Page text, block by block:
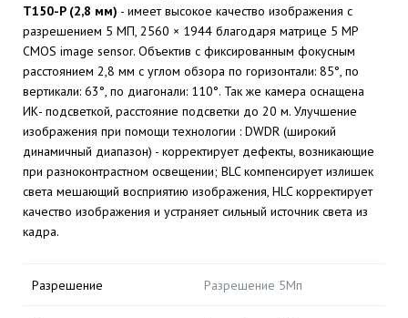
T150-P (2,8 мм) - имеет высокое качество изображения с
разрешением 5 МП, 2560 × 1944 благодаря матрице 5 MP
CMOS image sensor. Объектив с фиксированным фокусным
расстоянием 2,8 мм с углом обзора по горизонтали: 85°, по
вертикали: 63°, по диагонали: 110°. Так же камера оснащена
ИК- подсветкой, расстояние подсветки до 20 м. Улучшение
изображения при помощи технологии : DWDR (широкий
динамичный диапазон) - корректирует дефекты, возникающие
при разноконтрастном освещении; BLC компенсирует излишек
света мешающий восприятию изображения, HLC корректирует
качество изображения и устраняет сильный источник света из
кадра.
Разрешение Разрешение 5Мп